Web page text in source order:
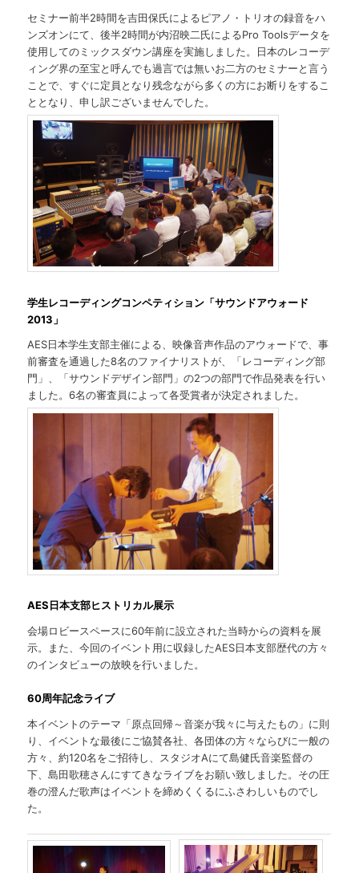
セミナー前半2時間を吉田保氏によるピアノ・トリオの録音をハ
ンズオンにて、後半2時間が内沼映二氏によるPro Toolsデータを
使用してのミックスダウン講座を実施しました。日本のレコーデ
ィング界の至宝と呼んでも過言では無いお二方のセミナーと言う
ことで、すぐに定員となり残念ながら多くの方にお断りをするこ
ととなり、申し訳ございませんでした。
学生レコーディングコンペティション「サウンドアウォード
2013」
AES日本学生支部主催による、映像音声作品のアウォードで、事
前審査を通過した8名のファイナリストが、「レコーディング部
門」、「サウンドデザイン部門」の2つの部門で作品発表を行い
ました。6名の審査員によって各受賞者が決定されました。
AES日本支部ヒストリカル展示
会場ロビースペースに60年前に設立された当時からの資料を展
示。また、今回のイベント用に収録したAES日本支部歴代の方々
のインタビューの放映を行いました。
60周年記念ライブ
本イベントのテーマ「原点回帰～音楽が我々に与えたもの」に則
り、イベントな最後にご協賛各社、各団体の方々ならびに一般の
方々、約120名をご招待し、スタジオAにて島健氏音楽監督の
下、島田歌穂さんにすてきなライブをお願い致しました。その圧
巻の澄んだ歌声はイベントを締めくくるにふさわしいものでし
た。